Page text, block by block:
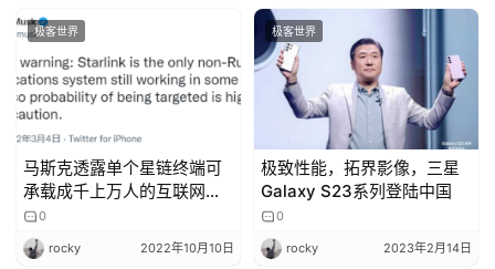
T
a
l
k
极客世界
马斯克透露单个星链终端可
承载成千上万人的互联网使
用需求
0
rocky 2022年10月10日
极客世界
极致性能，拓界影像，三星
Galaxy S23系列登陆中国
0
rocky 2023年2月14日